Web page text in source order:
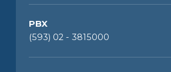
PBX
(593) 02 - 3815000